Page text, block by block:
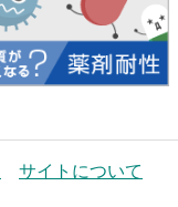
サイトについて